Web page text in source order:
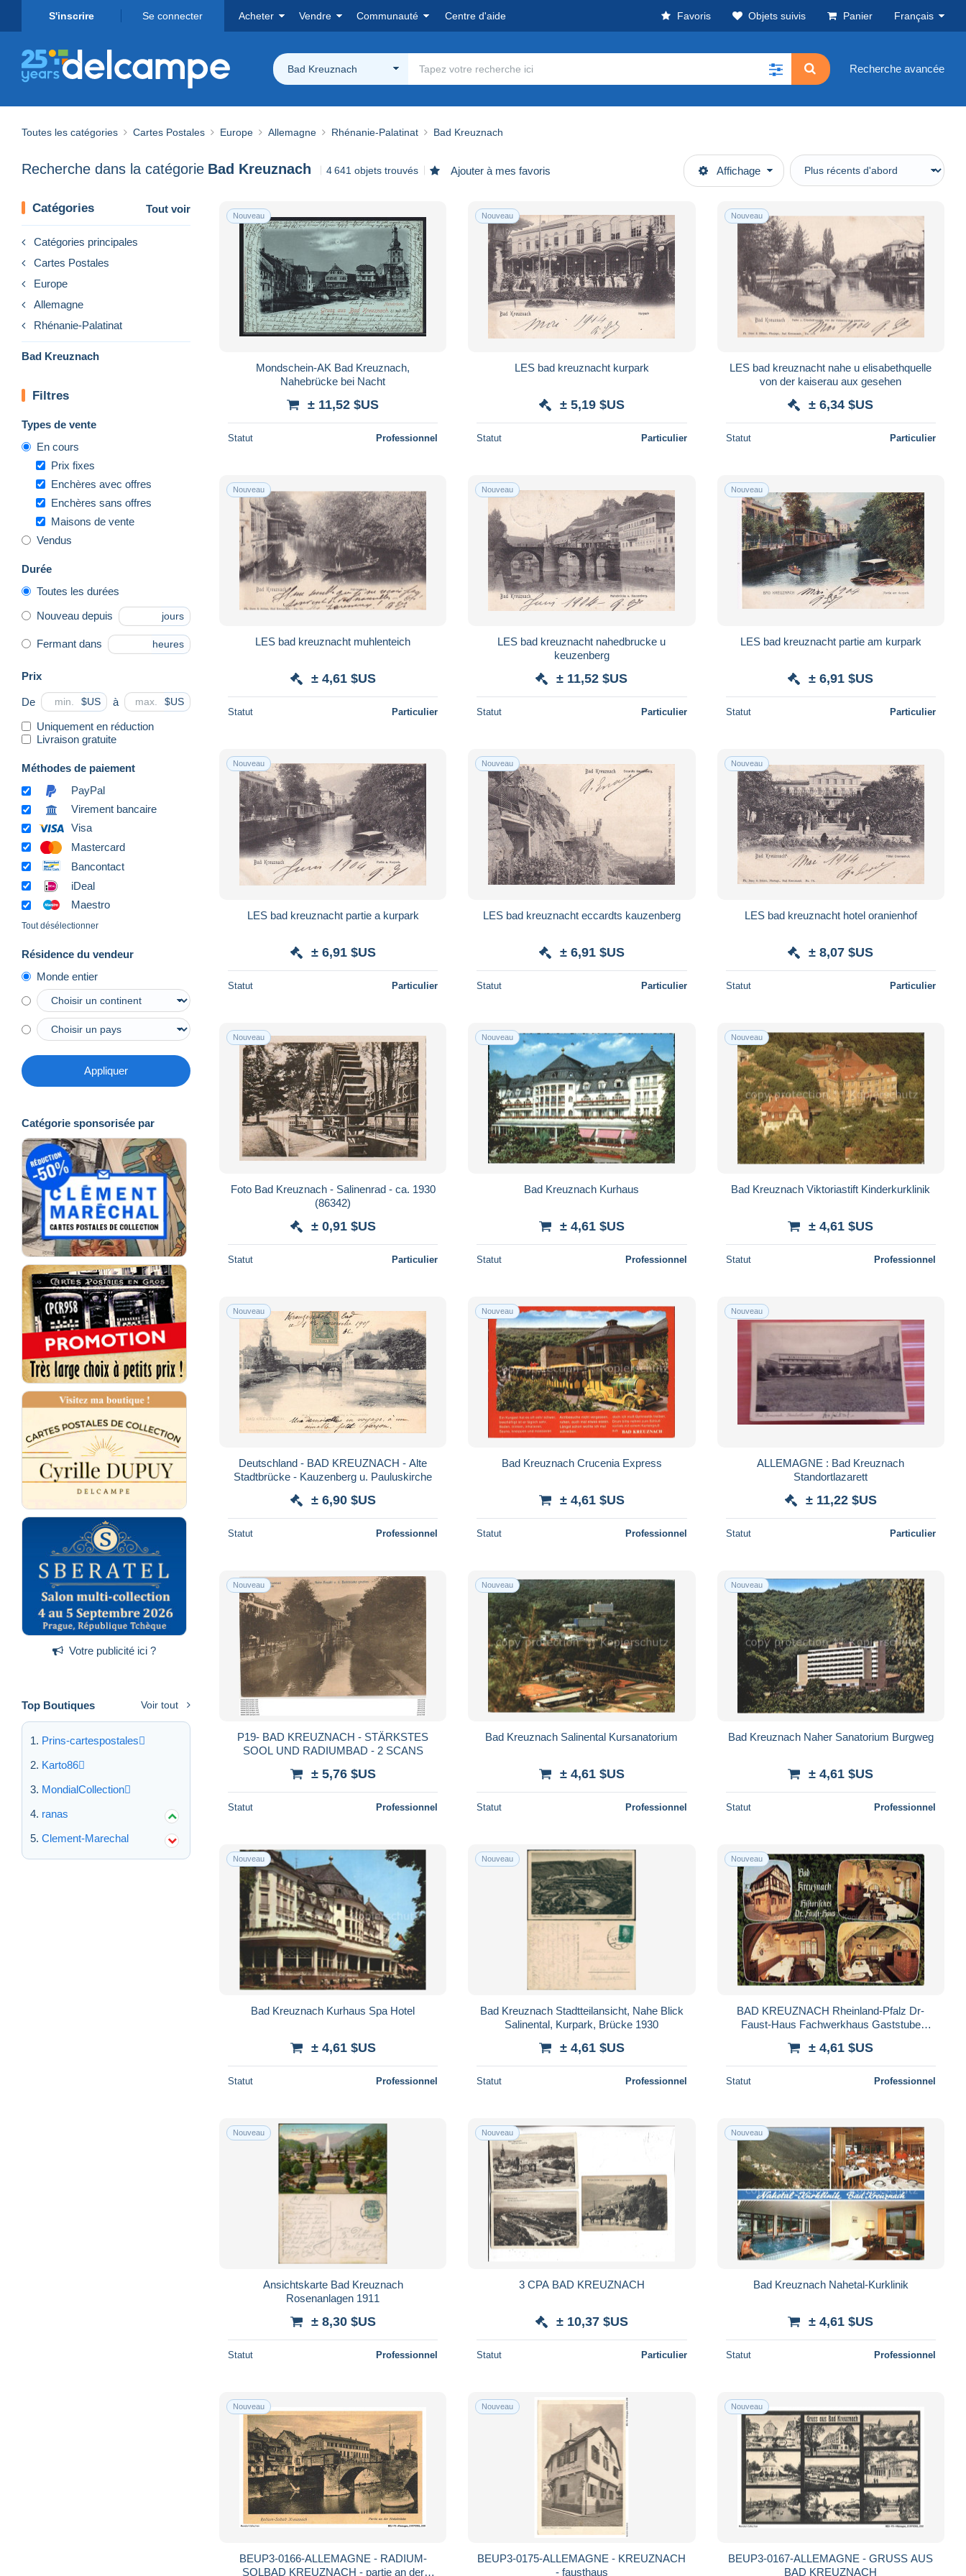
S'inscrire Se connecter Acheter Vendre Communauté Centre d'aide Favoris Objets suivis Panier Français
Bad Kreuznach Recherche avancée
Toutes les catégories Cartes Postales Europe Allemagne Rhénanie-Palatinat Bad Kreuznach
Recherche dans la catégorie Bad Kreuznach 4 641 objets trouvés Ajouter à mes favoris Affichage
Catégories Tout voir
Catégories principales
Cartes Postales
Europe
Allemagne
Rhénanie-Palatinat
Bad Kreuznach
Filtres
Types de vente
En cours
Prix fixes
Enchères avec offres
Enchères sans offres
Maisons de vente
Vendus
Durée
Toutes les durées
Nouveau depuis jours
Fermant dans heures
Prix
De $US à $US
Uniquement en réduction
Livraison gratuite
Méthodes de paiement
PayPal
Virement bancaire
Visa
Mastercard
Bancontact
iDeal
Maestro
Tout désélectionner
Résidence du vendeur
Monde entier
Appliquer
Catégorie sponsorisée par
Votre publicité ici ?
Top Boutiques Voir tout
Prins-cartespostales
Karto86
MondialCollection
ranas
Clement-Marechal
Nouveau
Mondschein-AK Bad Kreuznach,
Nahebrücke bei Nacht
± 11,52 $US
Statut Professionnel
Nouveau
LES bad kreuznacht kurpark
± 5,19 $US
Statut Particulier
Nouveau
LES bad kreuznacht nahe u elisabethquelle
von der kaiserau aux gesehen
± 6,34 $US
Statut Particulier
Nouveau
LES bad kreuznacht muhlenteich
± 4,61 $US
Statut Particulier
Nouveau
LES bad kreuznacht nahedbrucke u
keuzenberg
± 11,52 $US
Statut Particulier
Nouveau
LES bad kreuznacht partie am kurpark
± 6,91 $US
Statut Particulier
Nouveau
LES bad kreuznacht partie a kurpark
± 6,91 $US
Statut Particulier
Nouveau
LES bad kreuznacht eccardts kauzenberg
± 6,91 $US
Statut Particulier
Nouveau
LES bad kreuznacht hotel oranienhof
± 8,07 $US
Statut Particulier
Nouveau
Foto Bad Kreuznach - Salinenrad - ca. 1930
(86342)
± 0,91 $US
Statut Particulier
Nouveau
Bad Kreuznach Kurhaus
± 4,61 $US
Statut Professionnel
Nouveau
Bad Kreuznach Viktoriastift Kinderkurklinik
± 4,61 $US
Statut Professionnel
Nouveau
Deutschland - BAD KREUZNACH - Alte
Stadtbrücke - Kauzenberg u. Pauluskirche
± 6,90 $US
Statut Professionnel
Nouveau
Bad Kreuznach Crucenia Express
± 4,61 $US
Statut Professionnel
Nouveau
ALLEMAGNE : Bad Kreuznach
Standortlazarett
± 11,22 $US
Statut Particulier
Nouveau
P19- BAD KREUZNACH - STÄRKSTES
SOOL UND RADIUMBAD - 2 SCANS
± 5,76 $US
Statut Professionnel
Nouveau
Bad Kreuznach Salinental Kursanatorium
± 4,61 $US
Statut Professionnel
Nouveau
Bad Kreuznach Naher Sanatorium Burgweg
± 4,61 $US
Statut Professionnel
Nouveau
Bad Kreuznach Kurhaus Spa Hotel
± 4,61 $US
Statut Professionnel
Nouveau
Bad Kreuznach Stadtteilansicht, Nahe Blick
Salinental, Kurpark, Brücke 1930
± 4,61 $US
Statut Professionnel
Nouveau
BAD KREUZNACH Rheinland-Pfalz Dr-
Faust-Haus Fachwerkhaus Gaststube
± 4,61 $US
Statut Professionnel
Nouveau
Ansichtskarte Bad Kreuznach
Rosenanlagen 1911
± 8,30 $US
Statut Professionnel
Nouveau
3 CPA BAD KREUZNACH
± 10,37 $US
Statut Particulier
Nouveau
Bad Kreuznach Nahetal-Kurklinik
± 4,61 $US
Statut Professionnel
Nouveau
BEUP3-0166-ALLEMAGNE - RADIUM-
SOLBAD KREUZNACH - partie an der
Nouveau
BEUP3-0175-ALLEMAGNE - KREUZNACH
- fausthaus
Nouveau
BEUP3-0167-ALLEMAGNE - GRUSS AUS
BAD KREUZNACH